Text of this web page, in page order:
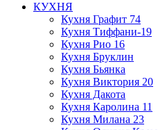
КУХНЯ
Кухня Графит 74
Кухня Тиффани-19
Кухня Рио 16
Кухня Бруклин
Кухня Бьянка
Кухня Виктория 20
Кухня Дакота
Кухня Каролина 11
Кухня Милана 23